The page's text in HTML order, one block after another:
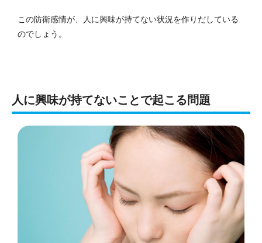
この防衛感情が、人に興味が持てない状況を作りだしている
のでしょう。
人に興味が持てないことで起こる問題